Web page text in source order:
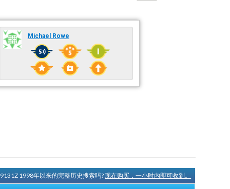
Michael Rowe
1998年以来的完整历史搜索吗?现在购买，一小时内即可收到。